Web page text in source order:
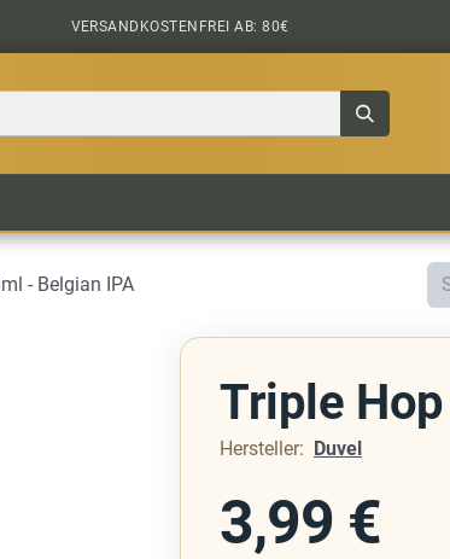
VERSANDKOSTENFREI AB: 80€
- Belgian IPA
Triple
Hersteller: Duvel
3,99 €